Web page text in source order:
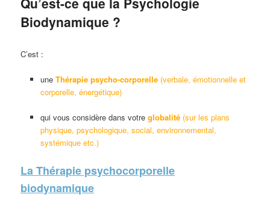
Biodynamique ?
C’est :
une Thérapie psycho-corporelle(verbale, émotionnelle et
corporelle, énergétique)
qui vous considère dans votre globalité (sur les plans
physique, psychologique, social, environnemental,
systémique etc.)
La Thérapie psychocorporelle
biodynamique